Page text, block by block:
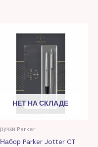
НЕТ НА СКЛАДЕ
ручки Parker
Набор Parker Jotter CT